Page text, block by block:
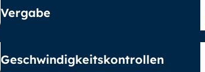
Vergabe
Geschwindigkeitskontrollen